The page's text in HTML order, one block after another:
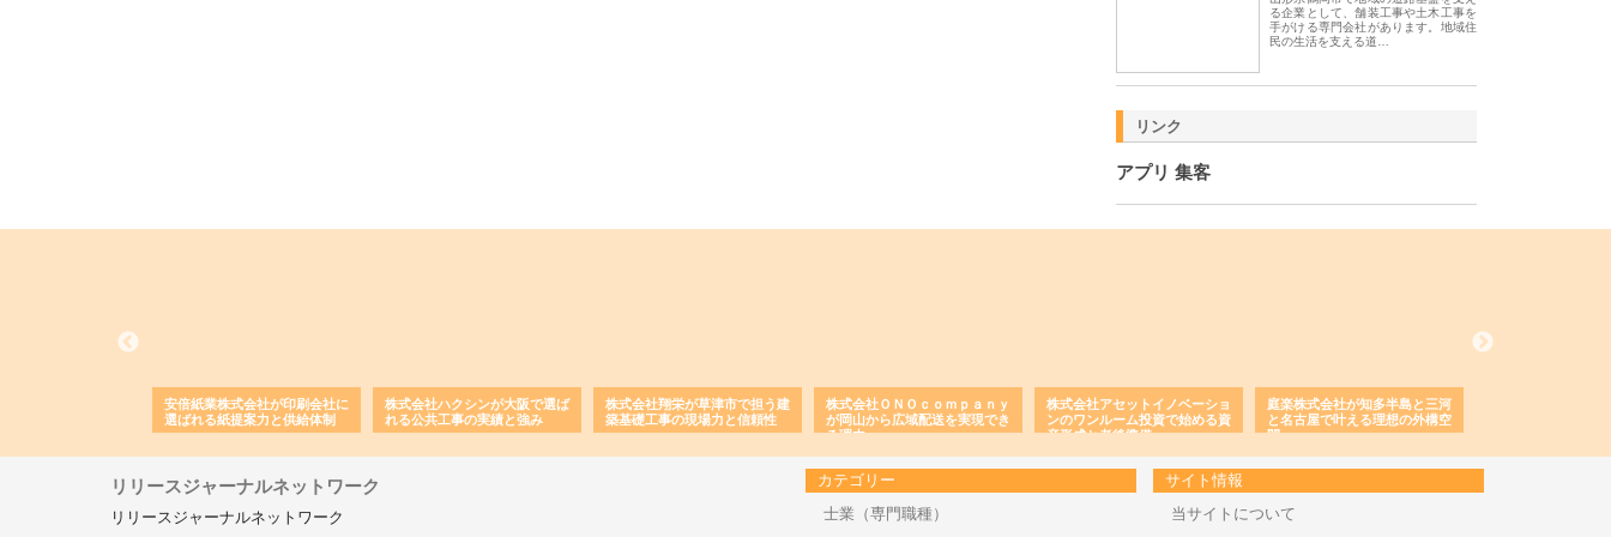
る企業として、舗装工事や土木工事を
手がける専門会社があります。地域住
民の生活を支える道…
リンク
アプリ 集客
安倍紙業株式会社が印刷会社に
選ばれる紙提案力と供給体制
株式会社ハクシンが大阪で選ば
れる公共工事の実績と強み
株式会社翔栄が草津市で担う建
築基礎工事の現場力と信頼性
株式会社ＯＮＯｃｏｍｐａｎｙ
が岡山から広域配送を実現でき
る理由
株式会社アセットイノベーショ
ンのワンルーム投資で始める資
産形成と老後準備
庭楽株式会社が知多半島と三河
と名古屋で叶える理想の外構空
間
リリースジャーナルネットワーク
リリースジャーナルネットワーク
カテゴリー
士業（専門職種）
サイト情報
当サイトについて